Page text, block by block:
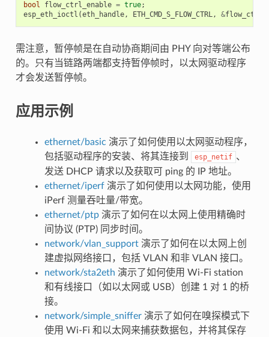
bool flow_ctrl_enable = true;
esp_eth_ioctl (eth_handle, ETH_CMD_S_FLOW_CTRL, &
需注意，暂停帧是在自动协商期间由 PHY 向对等端公布
的。只有当链路两端都支持暂停帧时，以太网驱动程序
才会发送暂停帧。
应用示例
ethernet/basic 演示了如何使用以太网驱动程序，
包括驱动程序的安装、将其连接到
esp_netif 、
发送 DHCP 请求以及获取可 ping 的 IP 地址。
ethernet/iperf演示了如何使用以太网功能，使用
iPerf 测量吞吐量/带宽。
ethernet/ptp演示了如何在以太网上使用精确时
间协议 (PTP) 同步时间。
network/vlan_support演示了如何在以太网上创
建虚拟网络接口，包括 VLAN 和非 VLAN 接口。
network/sta2eth 演示了如何使用 Wi-Fi station
和有线接口（如以太网或 USB）创建 1 对 1 的桥
接。
network/simple_sniffer演示了如何在嗅探模式下
使用 Wi-Fi 和以太网来捕获数据包，并将其保存